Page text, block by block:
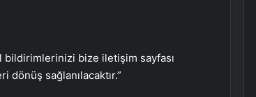
bildirimlerinizi bize iletişim sayfası
sağlanılacaktır.”
Nişantaşı Üniversitesi’nden 2026 YKS
Adaylarına Çifte Güvence: Sabit